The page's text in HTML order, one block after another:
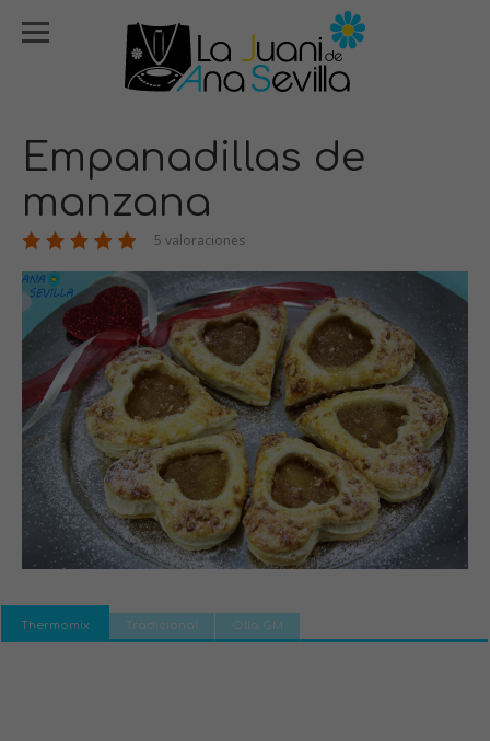
Empanadillas de
manzana
5 valoraciones
Thermomix Tradicional Olla GM